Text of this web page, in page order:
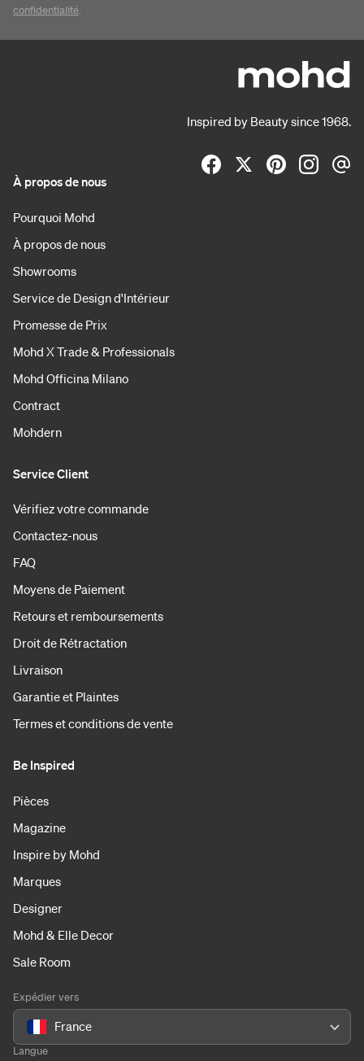
confidentialité.
Inspired by Beauty since 1968.
À propos de nous
Pourquoi Mohd
À propos de nous
Showrooms
Service de Design d'Intérieur
Promesse de Prix
Mohd X Trade & Professionals
Mohd Officina Milano
Contract
Mohdern
Service Client
Vérifiez votre commande
Contactez-nous
FAQ
Moyens de Paiement
Retours et remboursements
Droit de Rétractation
Livraison
Garantie et Plaintes
Termes et conditions de vente
Be Inspired
Pièces
Magazine
Inspire by Mohd
Marques
Designer
Mohd & Elle Decor
Sale Room
Expédier vers
France
Langue